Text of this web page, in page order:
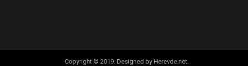
Copyright © 2019. Designed by Herevde.net.